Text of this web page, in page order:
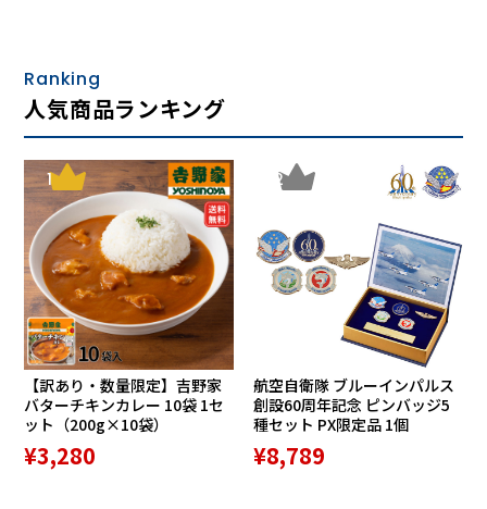
Ranking
人気商品ランキング
1
【訳あり・数量限定】吉野家
バターチキンカレー 10袋 1セ
ット（200g×10袋）
¥3,280
2
航空自衛隊 ブルーインパルス
創設60周年記念 ピンバッジ5
種セット PX限定品 1個
¥8,789